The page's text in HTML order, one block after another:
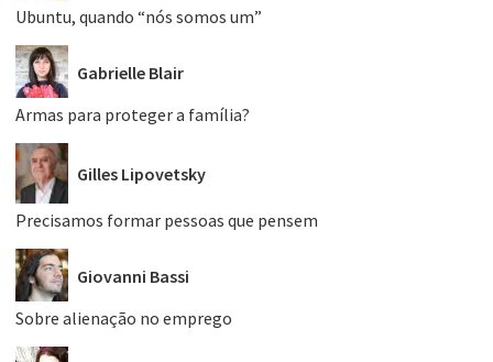
Ubuntu, quando “nós somos um”
Gabrielle Blair
Armas para proteger a família?
Gilles Lipovetsky
Precisamos formar pessoas que pensem
Giovanni Bassi
Sobre alienação no emprego